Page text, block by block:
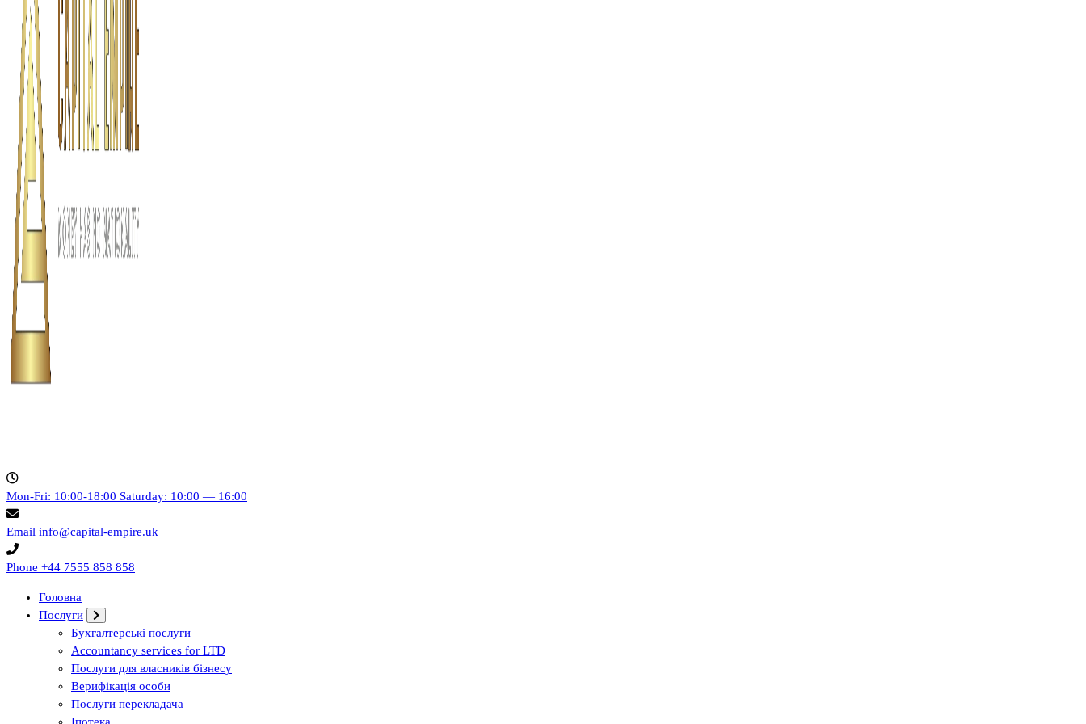
Capital empire
Mon-Fri: 10:00-18:00 Saturday: 10:00 — 16:00
Email info@capital-empire.uk
Phone +44 7555 858 858
Головна
Послуги
Бухгалтерські послуги
Accountancy services for LTD
Послуги для власників бізнесу
Верифікація особи
Послуги перекладача